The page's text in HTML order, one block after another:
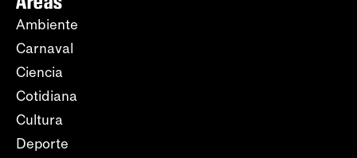
Ambiente
Carnaval
Ciencia
Cotidiana
Cultura
Deporte